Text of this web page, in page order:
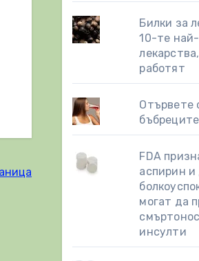
Билки за
10-те
работят
Отървете
FDA
аспирин и
могат да
инсулти